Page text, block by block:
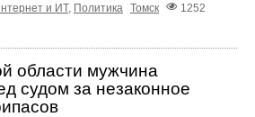
и ИТ, Политика Томск
1252
области мужчина
судом за незаконное